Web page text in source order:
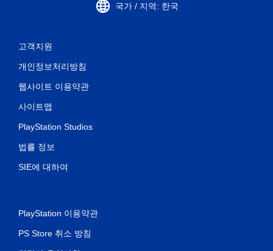
국가 / 지역: 한국
고객지원
개인정보처리방침
웹사이트 이용약관
사이트맵
PlayStation Studios
법률 정보
SIE에 대하여
PlayStation 이용약관
PS Store 취소 방침